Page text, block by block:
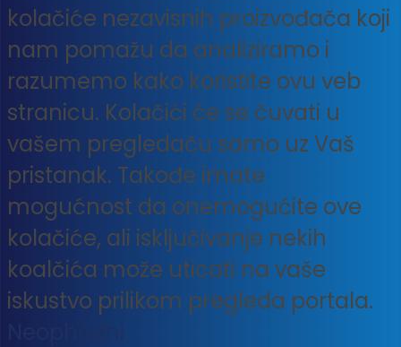
kolačiće nezavisnih proizvođača koji
nam pomažu da analiziramo i
razumemo kako koristite ovu veb
stranicu. Kolačići će se čuvati u
vašem pregledaču samo uz Vaš
pristanak. Takođe imate
mogućnost da onemogućite ove
kolačiće, ali isključivanje nekih
koalčića može uticati na vaše
iskustvo prilikom pregleda portala.